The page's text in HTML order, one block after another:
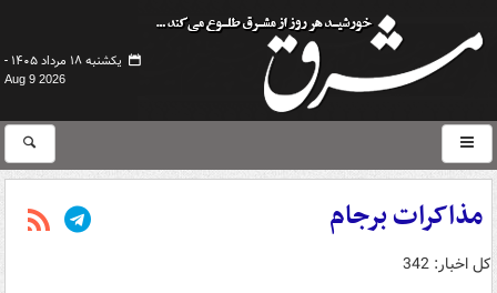
یکشنبه ۱۸ مرداد ۱۴۰۵ -
Aug 9 2026
مذاکرات برجام
کل اخبار: 342